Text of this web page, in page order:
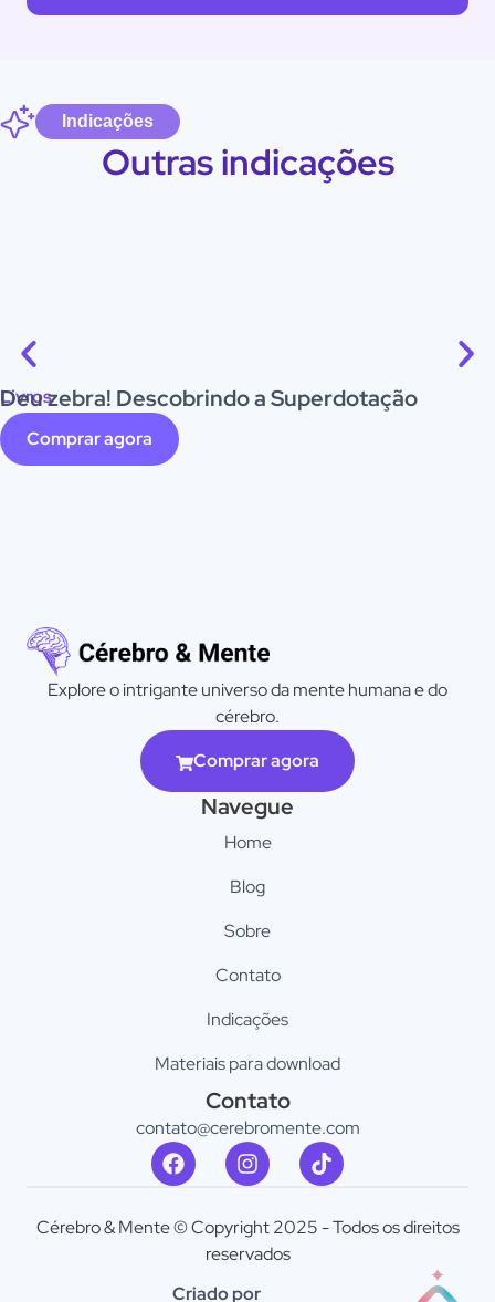
Indicações
Outras indicações
Livros
Deu zebra! Descobrindo a Superdotação
Comprar agora
Explore o intrigante universo da mente humana e do
cérebro.
Comprar agora
Navegue
Home
Blog
Sobre
Contato
Indicações
Materiais para download
Contato
contato@cerebromente.com​
Cérebro & Mente © Copyright 2025 - Todos os direitos
reservados
Criado por